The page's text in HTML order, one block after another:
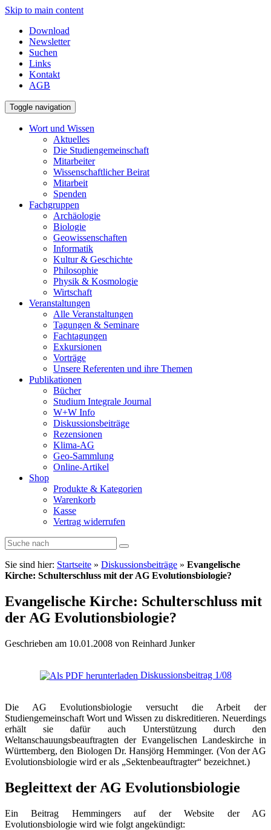
Skip to main content
Download
Newsletter
Suchen
Links
Kontakt
AGB
Toggle navigation
Wort und Wissen
Aktuelles
Die Studiengemeinschaft
Mitarbeiter
Wissenschaftlicher Beirat
Mitarbeit
Spenden
Fachgruppen
Archäologie
Biologie
Geowissenschaften
Informatik
Kultur & Geschichte
Philosophie
Physik & Kosmologie
Wirtschaft
Veranstaltungen
Alle Veranstaltungen
Tagungen & Seminare
Fachtagungen
Exkursionen
Vorträge
Unsere Referenten und ihre Themen
Publikationen
Bücher
Studium Integrale Journal
W+W Info
Diskussionsbeiträge
Rezensionen
Klima-AG
Geo-Sammlung
Online-Artikel
Shop
Produkte & Kategorien
Warenkorb
Kasse
Vertrag widerrufen
Sie sind hier: Startseite » Diskussionsbeiträge » Evangelische
Kirche: Schulterschluss mit der AG Evolutionsbiologie?
Evangelische Kirche: Schulterschluss mit
der AG Evolutionsbiologie?
Geschrieben am 10.01.2008 von Reinhard Junker
Diskussionsbeitrag 1/08
Die AG Evolutionsbiologie versucht die Arbeit der
Studiengemeinschaft Wort und Wissen zu diskreditieren. Neuerdings
erhält sie dafür auch Unterstützung durch den
Weltanschauungsbeauftragten der Evangelischen Landeskirche in
Württemberg, den Biologen Dr. Hansjörg Hemminger. (Von der AG
Evolutionsbiologie wird er als „Sektenbeauftragter“ bezeichnet.)
Begleittext der AG Evolutionsbiologie
Ein Beitrag Hemmingers auf der Website der AG
Evolutionsbiologie wird wie folgt angekündigt: